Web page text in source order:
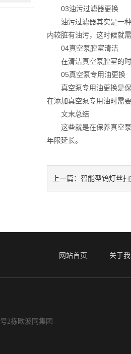
03油污过滤器更换
油污过滤器其实是一种
内较脏有油污，这时候就
04真空泵腔室清洁
在清洁真空泵腔室的时
05真空泵专用油更换
真空泵专用油更换是保
在添加真空泵专用油时需
文末总结
这些就是在保养真空泵
年限延长。
上一篇： 智能型钨灯丝
网站首页 关于
2栋欧波同集团